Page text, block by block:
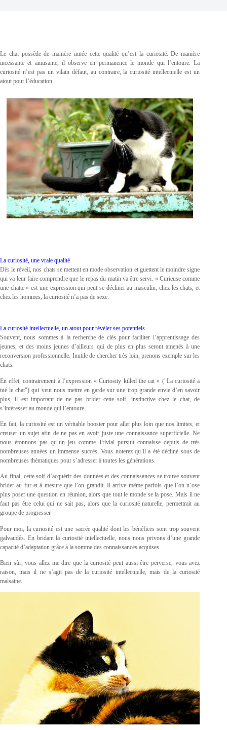
Le chat possède de manière innée cette qualité qu’est la curiosité. De manière
incessante et amusante, il observe en permanence le monde qui l’entoure. La
curiosité n’est pas un vilain défaut, au contraire, la curiosité intellectuelle est un
atout pour l’éducation.
La curiosité, une vraie qualité
Dès le réveil, nos chats se mettent en mode observation et guettent le moindre signe
qui va leur faire comprendre que le repas du matin va être servi. « Curieuse comme
une chatte » est une expression qui peut se décliner au masculin, chez les chats, et
chez les hommes, la curiosité n’a pas de sexe.
La curiosité intellectuelle, un atout pour révéler ses potentiels
Souvent, nous sommes à la recherche de clés pour faciliter l’apprentissage des
jeunes, et des moins jeunes d’ailleurs qui de plus en plus seront amenés à une
reconversion professionnelle. Inutile de chercher très loin, prenons exemple sur les
chats.
En effet, contrairement à l’expression « Curiosity killed the cat » ("La curiosité a
tué le chat") qui veut nous mettre en garde sur une trop grande envie d’en savoir
plus, il est important de ne pas brider cette soif, instinctive chez le chat, de
s’intéresser au monde qui l’entoure.
En fait, la curiosité est un véritable booster pour aller plus loin que nos limites, et
creuser un sujet afin de ne pas en avoir juste une connaissance superficielle. Ne
nous étonnons pas qu’un jeu comme Trivial pursuit connaisse depuis de très
nombreuses années un immense succès. Vous noterez qu’il a été décliné sous de
nombreuses thématiques pour s’adresser à toutes les générations.
Au final, cette soif d’acquérir des données et des connaissances se trouve souvent
brider au fur et à mesure que l’on grandit. Il arrive même parfois que l’on n’ose
plus poser une question en réunion, alors que tout le monde se la pose. Mais il ne
faut pas être celui qui ne sait pas, alors que la curiosité naturelle, permettrait au
groupe de progresser.
Pour moi, la curiosité est une sacrée qualité dont les bénéfices sont trop souvent
galvaudés. En bridant la curiosité intellectuelle, nous nous privons d’une grande
capacité d’adaptation grâce à la somme des connaissances acquises.
Bien sûr, vous allez me dire que la curiosité peut aussi être perverse, vous avez
raison, mais il ne s’agit pas de la curiosité intellectuelle, mais de la curiosité
malsaine.